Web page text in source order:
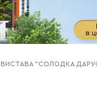
ВИСТАВА "СОЛОДКА